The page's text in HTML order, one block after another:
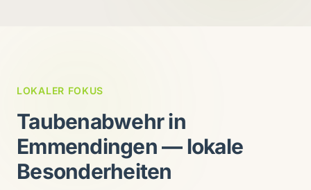
LOKALER FOKUS
Taubenabwehr in
Emmendingen — lokale
Besonderheiten